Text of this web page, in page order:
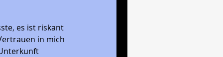
es ist riskant
in mich